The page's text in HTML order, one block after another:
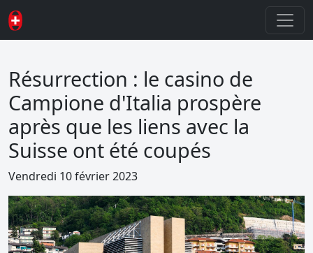
Résurrection : le casino de
Campione d'Italia prospère
après que les liens avec la
Suisse ont été coupés
Vendredi 10 février 2023